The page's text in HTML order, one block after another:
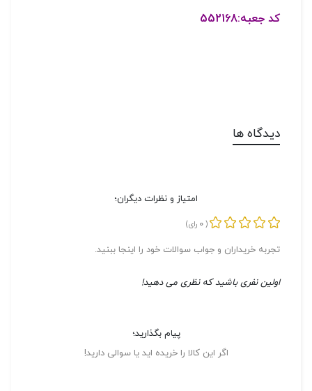
کد جعبه:552168
دیدگاه ها
امتیاز و نظرات دیگران؛
(
0 رای)
تجربه خریداران و جواب سوالات خود را اینجا ببنید.
اولین نفری باشید که نظری می دهید!
پیام بگذارید؛
اگر این کالا را خریده اید یا سوالی دارید!